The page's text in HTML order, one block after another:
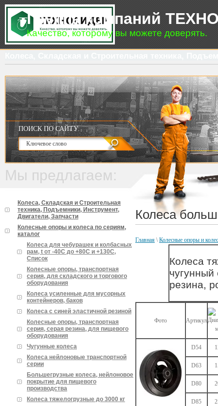
Группа компаний
Качество, которому вы можете доверять.
ПОИСК ПО САЙТУ:
Мы предлагаем:
Колеса, Складская и Строительная
техника, Подъемники, Инструмент,
Двигатели, Запчасти
Колесные опоры и колеса по сериям,
каталог
Колеса для чебурашек и колбасных
рам, t от -40С до +80С и +130С,
Список
Колесные опоры, транспортная
серия, для складского и торгового
оборудования
Колеса усиленные для мусорных
контейнеров, баков
Колеса с синей эластичной резиной
Колесные опоры, транспортная
серия, серая резина, для пищевого
оборудования
Чугунные колеса
Колеса нейлоновые транспортной
серии
Большегрузные колеса, нейлоновое
покрытие для пищевого
производства
Колеса тяжелогрузные до 3000 кг
Колеса
Главная \Колесные опоры и
Колеса
чугунный
резина,
Фото Артикул
D54
D63
D80
D85